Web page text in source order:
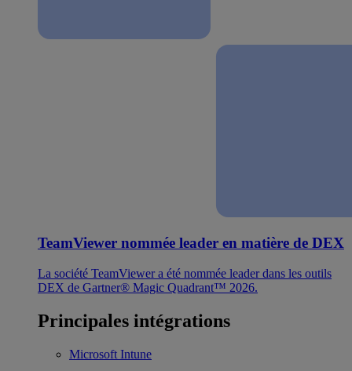
TeamViewer nommée leader en matière de DEX
La société TeamViewer a été nommée leader dans les outils
DEX de Gartner® Magic Quadrant™ 2026.
Principales intégrations
Microsoft Intune